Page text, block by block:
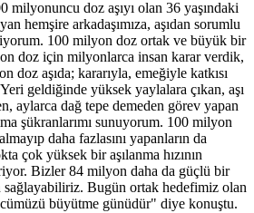
doz aşıyı olan 36 yaşındaki
hemşire arkadaşımıza, aşıdan sorumlu
100 milyon doz ortak ve büyük bir
doz için milyonlarca insan karar verdik,
doz aşıda; kararıyla, emeğiyle katkısı
geldiğinde yüksek yaylalara çıkan, aşı
aylarca dağ tepe demeden görev yapan
şükranlarımı sunuyorum. 100 milyon
daha fazlasını yapanların da
çok yüksek bir aşılanma hızının
Bizler 84 milyon daha da güçlü bir
sağlayabiliriz. Bugün ortak hedefimiz olan
büyütme günüdür" diye konuştu.